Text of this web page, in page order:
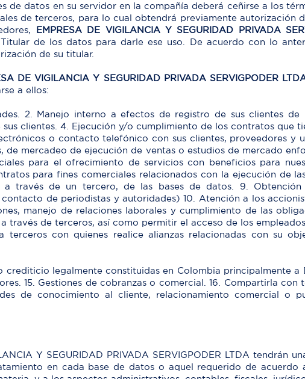
de datos en su servidor en la compañía deberá ceñirse a los
de terceros, para lo cual obtendrá previamente autorización
EMPRESA DE VIGILANCIA Y SEGURIDAD PRIVADA
de los datos para darle ese uso. De acuerdo con lo
de su titular.
DE VIGILANCIA Y SEGURIDAD PRIVADA SERVIGPODER
a ellos:
2. Manejo interno a efectos de registro de sus clientes
clientes. 4. Ejecución y/o cumplimiento de los contratos que
o contacto telefónico con sus clientes, proveedores y
mercadeo de ejecución de ventas o estudios de mercado
para el ofrecimiento de servicios con beneficios para
para fines comerciales relacionados con la ejecución de
través de un tercero, de las bases de datos. 9.
de periodistas y autoridades) 10. Atención a los
manejo de relaciones laborales y cumplimiento de las
través de terceros, así como permitir el acceso de los
terceros con quienes realice alianzas relacionadas con su
crediticio legalmente constituidas en Colombia principalmente
15. Gestiones de cobranzas o comercial. 16. Compartirla
de conocimiento al cliente, relacionamiento comercial o
Y SEGURIDAD PRIVADA SERVIGPODER LTDA
en cada base de datos o aquel requerido de acuerdo